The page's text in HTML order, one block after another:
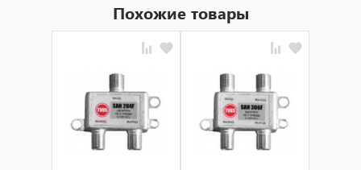
диплексор, но уже наоборот, и легко разводите
нужные вам сигналы по конкретным
Похожие товары